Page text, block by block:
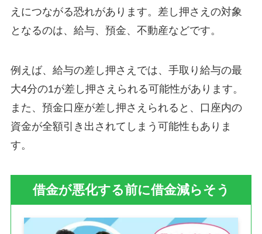
えにつながる恐れがあります。差し押さえの対象
となるのは、給与、預金、不動産などです。
例えば、給与の差し押さえでは、手取り給与の最
大4分の1が差し押さえられる可能性があります。
また、預金口座が差し押さえられると、口座内の
資金が全額引き出されてしまう可能性もありま
す。
借金が悪化する前に借金減らそう